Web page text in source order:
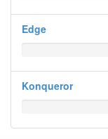
Edge
Konqueror